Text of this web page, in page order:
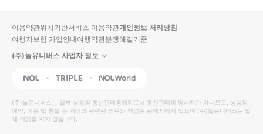
입니
다.
높
은
순
동
영
상
순
상
이용약관위치기반서비스 이용약관개인정보 처리방침
여행자보험 가입안내여행약관분쟁해결기준
(주)놀유니버스 사업자 정보
NOL Triple Interpark Global
(주)놀유니버스는 일부 상품의 통신판매중개자로서 통신판매의 당사자가 아니므로, 상품의
예약, 이용 및 환불 등 거래와 관련된 의무와 책임은 판매자에게 있으며 (주)놀유니버스는 일
체 책임을 지지 않습니다.